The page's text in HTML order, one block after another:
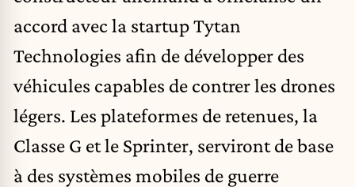
accord avec la startup Tytan
Technologies afin de développer des
véhicules capables de contrer les drones
légers. Les plateformes de retenues, la
Classe G et le Sprinter, serviront de base
à des systèmes mobiles de guerre